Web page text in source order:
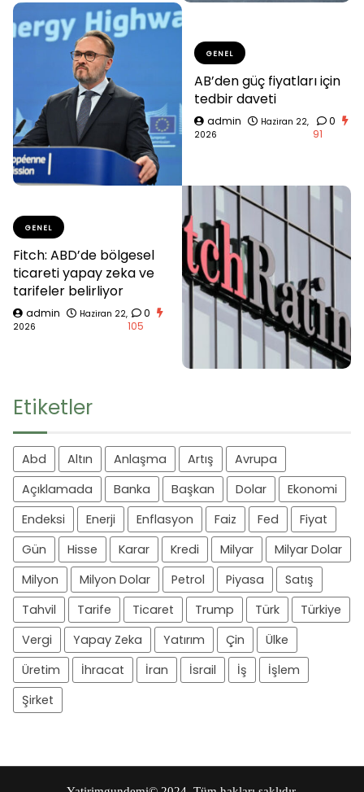
GENEL
AB’den güç fiyatları için
tedbir daveti
admin
Haziran 22,
2026
0
91
GENEL
Fitch: ABD’de bölgesel
ticareti yapay zeka ve
tarifeler belirliyor
admin
Haziran 22,
2026
0
105
Etiketler
Abd Altın Anlaşma Artış
Avrupa
Açıklamada
Banka Başkan Dolar
Ekonomi
Endeksi
Enerji Enflasyon Faiz Fed
Fiyat
Gün
Hisse Karar Kredi Milyar
Milyar Dolar
Milyon
Milyon Dolar Petrol Piyasa
Satış
Tahvil
Tarife Ticaret Trump Türk
Türkiye
Vergi
Yapay Zeka Yatırım Çin
Ülke
Üretim
İhracat İran İsrail İş
İşlem
Şirket